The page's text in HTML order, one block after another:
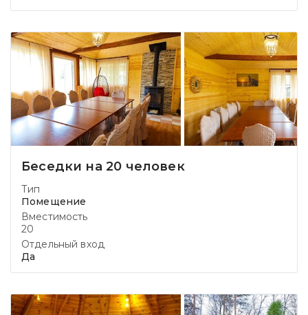
Беседки на 20 человек
Тип
Помещение
Вместимость
20
Отдельный вход
Да